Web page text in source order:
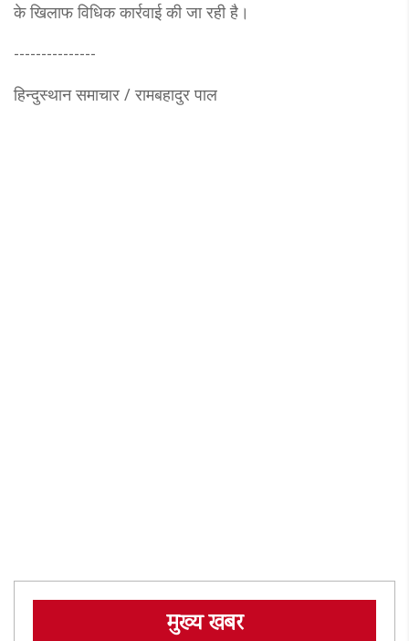
के खिलाफ विधिक कार्रवाई की जा रही है।
---------------
हिन्दुस्थान समाचार / रामबहादुर पाल
मुख्य खबर